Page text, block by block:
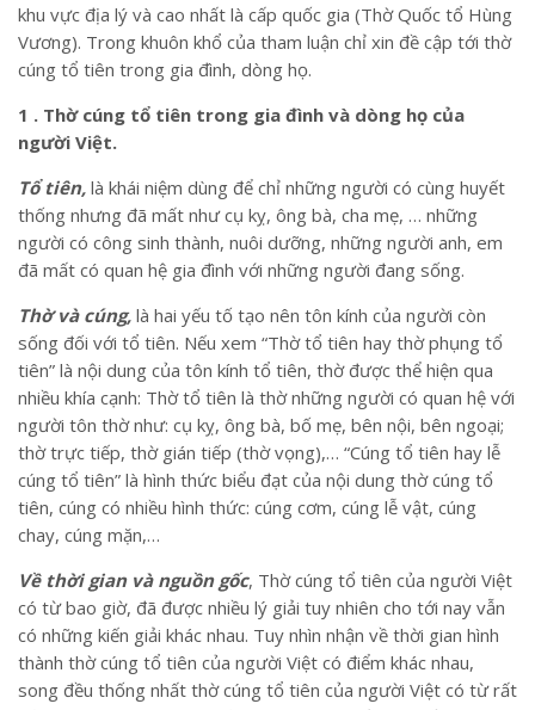
khu vực địa lý và cao nhất là cấp quốc gia (Thờ Quốc tổ Hùng
Vương). Trong khuôn khổ của tham luận chỉ xin đề cập tới thờ
cúng tổ tiên trong gia đình, dòng họ.
1 . Thờ cúng tổ tiên trong gia đình và dòng họ của
người Việt.
Tổ tiên, là khái niệm dùng để chỉ những người có cùng huyết
thống nhưng đã mất như cụ kỵ, ông bà, cha mẹ, … những
người có công sinh thành, nuôi dưỡng, những người anh, em
đã mất có quan hệ gia đình với những người đang sống.
Thờ và cúng, là hai yếu tố tạo nên tôn kính của người còn
sống đối với tổ tiên. Nếu xem “Thờ tổ tiên hay thờ phụng tổ
tiên” là nội dung của tôn kính tổ tiên, thờ được thể hiện qua
nhiều khía cạnh: Thờ tổ tiên là thờ những người có quan hệ với
người tôn thờ như: cụ kỵ, ông bà, bố mẹ, bên nội, bên ngoại;
thờ trực tiếp, thờ gián tiếp (thờ vọng),… “Cúng tổ tiên hay lễ
cúng tổ tiên” là hình thức biểu đạt của nội dung thờ cúng tổ
tiên, cúng có nhiều hình thức: cúng cơm, cúng lễ vật, cúng
chay, cúng mặn,…
Về thời gian và nguồn gốc, Thờ cúng tổ tiên của người Việt
có từ bao giờ, đã được nhiều lý giải tuy nhiên cho tới nay vẫn
có những kiến giải khác nhau. Tuy nhìn nhận về thời gian hình
thành thờ cúng tổ tiên của người Việt có điểm khác nhau,
song đều thống nhất thờ cúng tổ tiên của người Việt có từ rất